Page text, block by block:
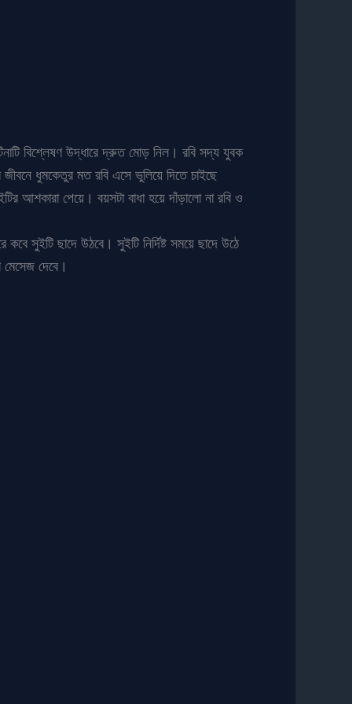
বিশ্লেষণ উদ্ধারে দ্রুত মোড় নিল। রবি সদ্য যুবক
ধুমকেতুর মত রবি এসে ভুলিয়ে দিতে চাইছে
আশকারা পেয়ে। বয়সটা বাধা হয়ে দাঁড়ালো না রবি ও
সুইটি ছাদে উঠবে। সুইটি নির্দিষ্ট সময়ে ছাদে উঠে
মেসেজ দেবে।